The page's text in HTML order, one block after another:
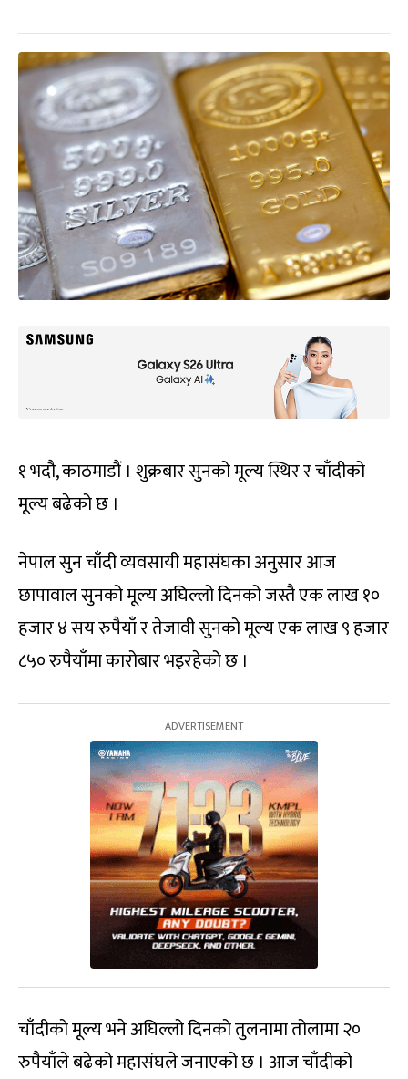
१ भदौ, काठमाडौं । शुक्रबार सुनको मूल्य स्थिर र चाँदीको
मूल्य बढेको छ ।
नेपाल सुन चाँदी व्यवसायी महासंघका अनुसार आज
छापावाल सुनको मूल्य अघिल्लो दिनको जस्तै एक लाख १०
हजार ४ सय रुपैयाँ र तेजावी सुनको मूल्य एक लाख ९ हजार
८५० रुपैयाँमा कारोबार भइरहेको छ ।
चाँदीको मूल्य भने अघिल्लो दिनको तुलनामा तोलामा २०
रुपैयाँले बढेको महासंघले जनाएको छ । आज चाँदीको